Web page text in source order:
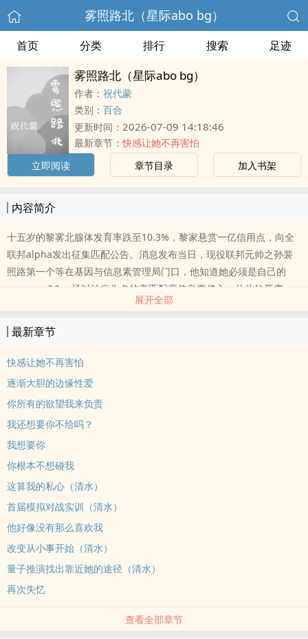
雾照路北（星际abo bg）
首页 分类 排行 搜索 足迹
雾照路北（星际abo bg）
作者： 祝代蒙
类别： 百合
更新时间： 2026-07-09 14:18:46
最新章节：快感让她不再害怕
立即阅读
章节目录 加入书架
内容简介
十五岁的黎雾北腺体发育率跌至10.3%，黎家悬赏一亿信用点，向全
联邦alpha发出征集匹配公告。消息发布当日，现役联邦元帅之孙裴
照路第一个等在基因与信息素管理局门口，他知道她必须是自己的
omega。? ? 一场以治病为名的高匹配度信息素侵入，从此拉开序
幕。? ? 军区大院太子爷alpha X 医药世家继承人omega? ? 私设如
山，粗口向，1v1
展开全部
最新章节
快感让她不再害怕
逐渐大胆的边缘性爱
你所有的欲望我来负责
我还想要你不给吗？
我想要你
你根本不想碰我
这算我的私心（清水）
首届模拟对战实训（清水）
他好像没有那么喜欢我
改变从小事开始（清水）
量子推演找出靠近她的途径（清水）
再次失忆
查看全部章节